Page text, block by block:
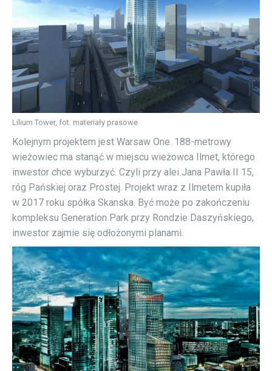
Lilium Tower, fot. materiały prasowe
Kolejnym projektem jest Warsaw One. 188-metrowy
wieżowiec ma stanąć w miejscu wieżowca Ilmet, którego
inwestor chce wyburzyć. Czyli przy alei Jana Pawła II 15,
róg Pańskiej oraz Prostej. Projekt wraz z Ilmetem kupiła
w 2017 roku spółka Skanska. Być może po zakończeniu
kompleksu Generation Park przy Rondzie Daszyńskiego,
inwestor zajmie się odłożonymi planami.